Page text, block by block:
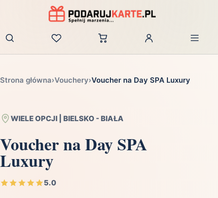
Zaloguj
Strona główna›Vouchery›Voucher na Day SPA Luxury
WIELE OPCJI | BIELSKO - BIAŁA
Voucher na Day SPA
Luxury
5.0